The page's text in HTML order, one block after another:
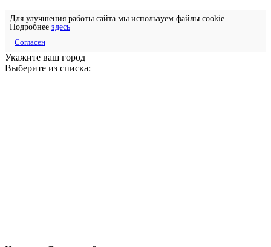
Для улучшения работы сайта мы используем файлы cookie.
Подробнее здесь
Согласен
Укажите ваш город
Выберите из списка: